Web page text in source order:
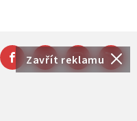
Zavřít reklamu